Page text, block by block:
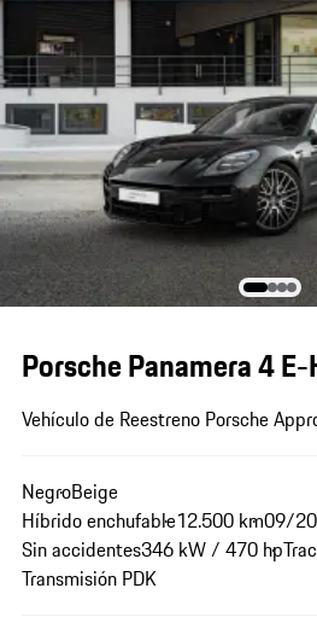
Porsche Panamera 4
Vehículo de Reestreno Porsche
NegroBeige
Híbrido enchufable12.500 km09/
Sin accidentes346 kW / 470 hp
Transmisión PDK